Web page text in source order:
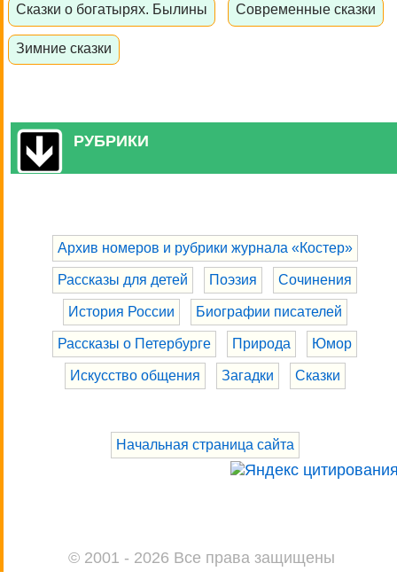
Сказки о богатырях. Былины Современные сказки
Зимние сказки
РУБРИКИ
Архив номеров и рубрики журнала «Костер»
Рассказы для детей Поэзия Сочинения
История России Биографии писателей
Рассказы о Петербурге Природа Юмор
Искусство общения Загадки Сказки
Начальная страница сайта
© 2001 - 2026 Все права защищены